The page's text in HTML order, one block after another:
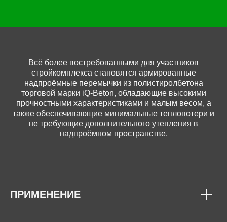
Всё более востребованными для участников
стройкомплекса становятся армированные
надпроёмные перемычки из полистиролбетона
торговой марки iQ-Beton, обладающие высокими
прочностными характеристиками и малым весом, а
также обеспечивающие минимальные теплопотери и
не требующие дополнительного утепления в
надпроёмном пространстве.
ПРИМЕНЕНИЕ